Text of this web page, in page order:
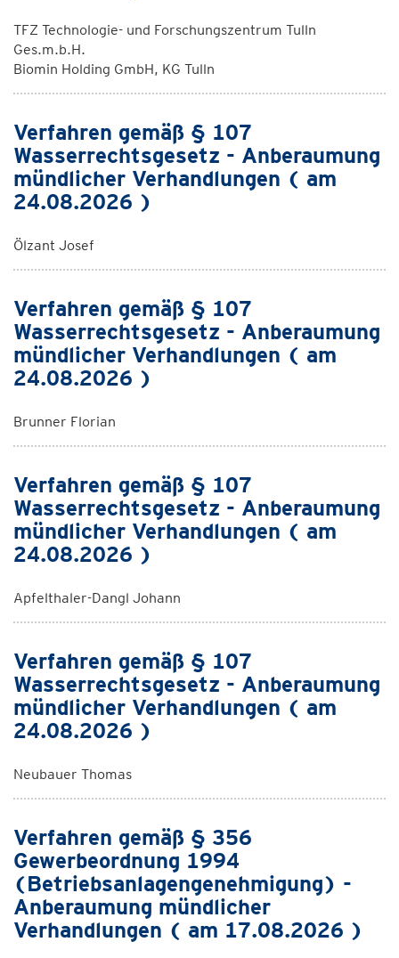
TFZ Technologie- und Forschungszentrum Tulln
Ges.m.b.H.
Biomin Holding GmbH, KG Tulln
Verfahren gemäß § 107
Wasserrechtsgesetz - Anberaumung
mündlicher Verhandlungen ( am
24.08.2026 )
Ölzant Josef
Verfahren gemäß § 107
Wasserrechtsgesetz - Anberaumung
mündlicher Verhandlungen ( am
24.08.2026 )
Brunner Florian
Verfahren gemäß § 107
Wasserrechtsgesetz - Anberaumung
mündlicher Verhandlungen ( am
24.08.2026 )
Apfelthaler-Dangl Johann
Verfahren gemäß § 107
Wasserrechtsgesetz - Anberaumung
mündlicher Verhandlungen ( am
24.08.2026 )
Neubauer Thomas
Verfahren gemäß § 356
Gewerbeordnung 1994
(Betriebsanlagengenehmigung) -
Anberaumung mündlicher
Verhandlungen ( am 17.08.2026 )